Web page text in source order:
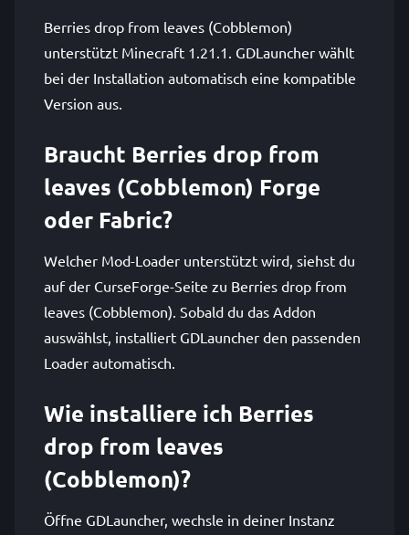
Berries drop from leaves (Cobblemon)
unterstützt Minecraft 1.21.1. GDLauncher wählt
bei der Installation automatisch eine kompatible
Version aus.
Braucht Berries drop from
leaves (Cobblemon) Forge
oder Fabric?
Welcher Mod-Loader unterstützt wird, siehst du
auf der CurseForge-Seite zu Berries drop from
leaves (Cobblemon). Sobald du das Addon
auswählst, installiert GDLauncher den passenden
Loader automatisch.
Wie installiere ich Berries
drop from leaves
(Cobblemon)?
Öffne GDLauncher, wechsle in deiner Instanz